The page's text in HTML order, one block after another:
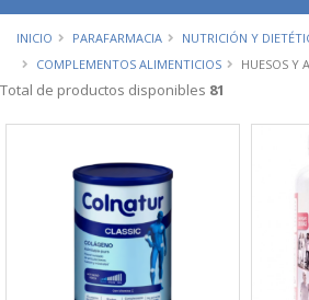
INICIO PARAFARMACIA
NUTRICIÓN Y
COMPLEMENTOS ALIMENTICIOS
HUESOS Y
Total de productos disponibles 81